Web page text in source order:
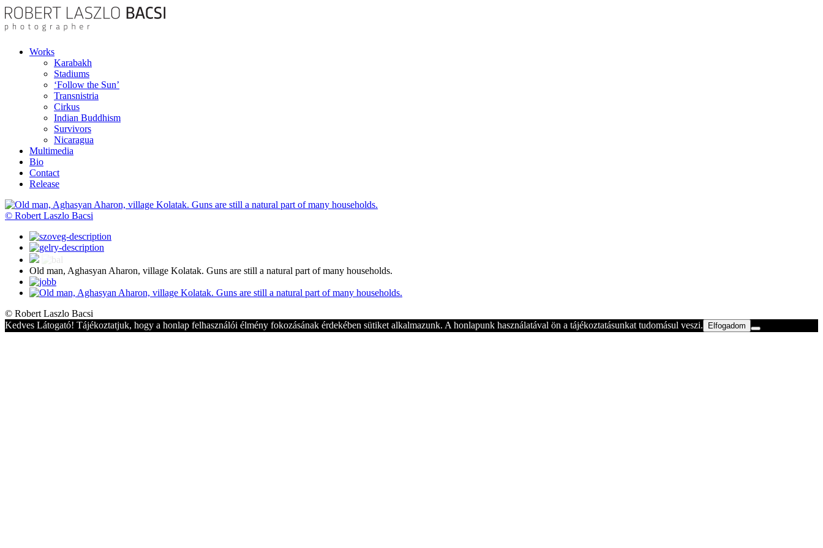
Works
Karabakh
Stadiums
‘Follow the Sun’
Transnistria
Cirkus
Indian Buddhism
Survivors
Nicaragua
Multimedia
Bio
Contact
Release
© Robert Laszlo Bacsi
Old man, Aghasyan Aharon, village Kolatak. Guns are still a natural part of many households.
© Robert Laszlo Bacsi
Kedves Látogató! Tájékoztatjuk, hogy a honlap felhasználói élmény fokozásának érdekében sütiket alkalmazunk. A honlapunk használatával ön a tájékoztatásunkat tudomásul veszi.
Elfogadom